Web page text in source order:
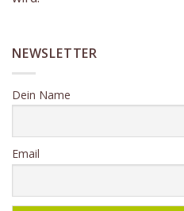
NEWSLETTER
Dein Name
Email